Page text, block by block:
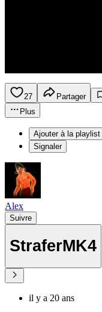
27 Partager
Plus
Ajouter à la playlist
Signaler
Alex
Suivre
StraferMK4
il y a 20 ans